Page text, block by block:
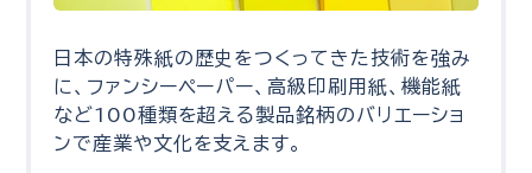
日本の特殊紙の歴史をつくってきた技術を強み
に、ファンシーペーパー、高級印刷用紙、機能紙
など100種類を超える製品銘柄のバリエーショ
ンで産業や文化を支えます。